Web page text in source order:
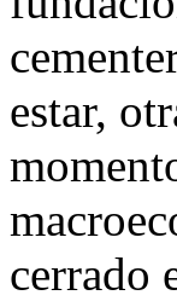
estar,
cerrado